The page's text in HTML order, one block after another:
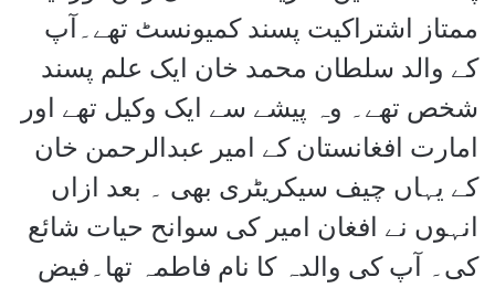
ممتاز اشتراکیت پسند کمیونسٹ تھے۔آپ
کے والد سلطان محمد خان ایک علم پسند
شخص تھے۔ وہ پیشے سے ایک وکیل تھے اور
امارت افغانستان کے امیر عبدالرحمن خان
کے یہاں چیف سیکریٹری بھی ۔ بعد ازاں
انہوں نے افغان امیر کی سوانح حیات شائع
کی۔ آپ کی والدہ کا نام فاطمہ تھا۔فیض